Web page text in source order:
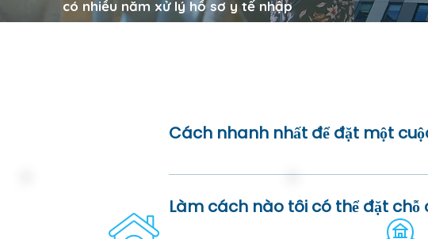
có nhiều năm xử lý hồ sơ y tế nhập
Punjabi, tiếng Hindi và tiếng
Cách nhanh nhất để đặt một
Thật dễ dàng! Nhấp vào 'Đặt ngay' để
chỗ nhanh chóng, vì vậy vui lòng đặt chỗ
lòng gọi điện hoặc gửi email nếu bạn
Làm cách nào tôi có thể đặt